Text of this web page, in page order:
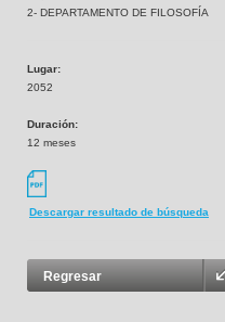
2- DEPARTAMENTO DE FILOSOFÍA
Lugar:
2052
Duración:
12 meses
Descargar resultado de búsqueda
Regresar